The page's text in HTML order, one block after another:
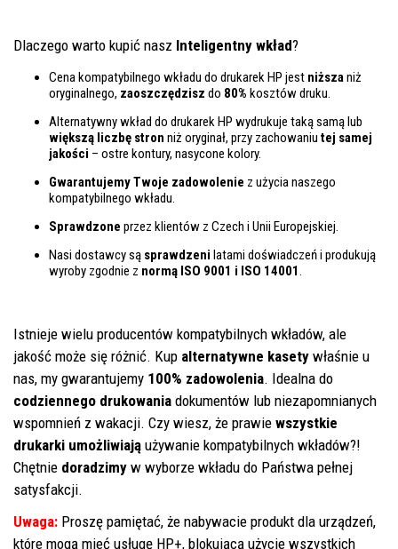
Dlaczego warto kupić nasz Inteligentny wkład?
Cena kompatybilnego wkładu do drukarek HP jest niższaniż
oryginalnego, zaoszczędzisz do 80% kosztów druku.
Alternatywny wkład do drukarek HP wydrukuje taką samą lub
większą liczbę stron niż oryginał, przy zachowaniu tej samej
jakości – ostre kontury, nasycone kolory.
Gwarantujemy Twoje zadowolenie z użycia naszego
kompatybilnego wkładu.
Sprawdzone przez klientów z Czech i Unii Europejskiej.
Nasi dostawcy są sprawdzeni latami doświadczeń i produkują
wyroby zgodnie z normą ISO 9001 i ISO 14001.
Istnieje wielu producentów kompatybilnych wkładów, ale
jakość może się różnić. Kup alternatywne kasety właśnie u
nas, my gwarantujemy 100% zadowolenia. Idealna do
codziennego drukowania dokumentów lub niezapomnianych
wspomnień z wakacji. Czy wiesz, że prawie wszystkie
drukarki umożliwiają używanie kompatybilnych wkładów?!
Chętnie doradzimy w wyborze wkładu do Państwa pełnej
satysfakcji.
Uwaga: Proszę pamiętać, że nabywacie produkt dla urządzeń,
które mogą mieć usługę HP+, blokującą użycie wszystkich